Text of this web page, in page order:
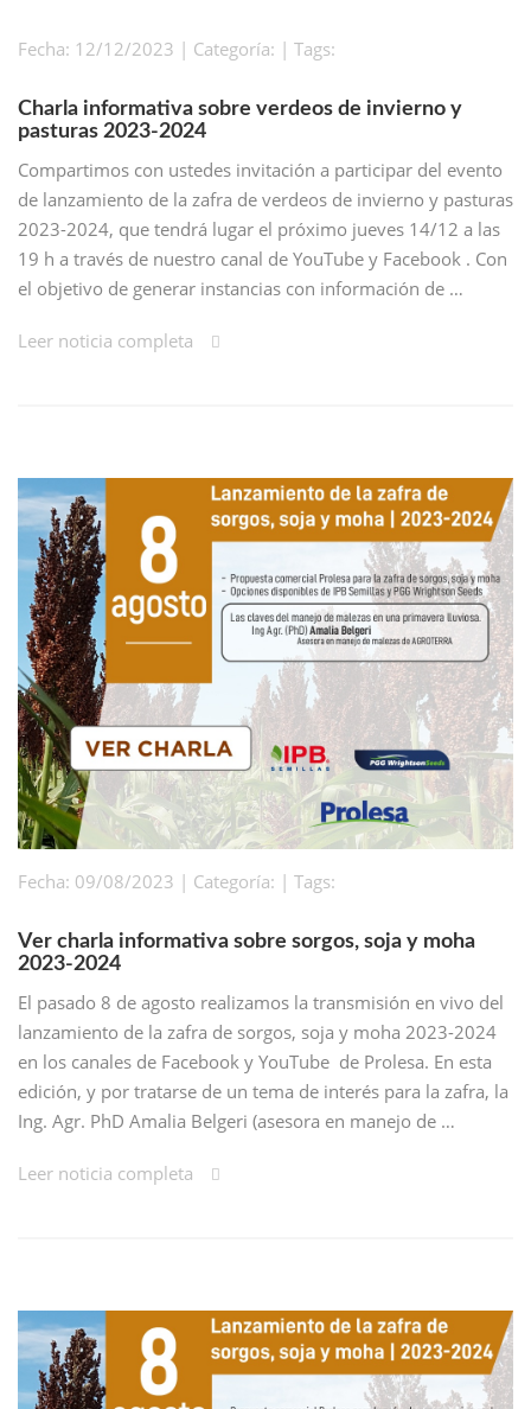
Fecha: 12/12/2023 | Categoría: | Tags:
Charla informativa sobre verdeos de invierno y
pasturas 2023-2024
Compartimos con ustedes invitación a participar del evento
de lanzamiento de la zafra de verdeos de invierno y pasturas
2023-2024, que tendrá lugar el próximo jueves 14/12 a las
19 h a través de nuestro canal de YouTube y Facebook . Con
el objetivo de generar instancias con información de …
Leer noticia completa
Fecha: 09/08/2023 | Categoría: | Tags:
Ver charla informativa sobre sorgos, soja y moha
2023-2024
El pasado 8 de agosto realizamos la transmisión en vivo del
lanzamiento de la zafra de sorgos, soja y moha 2023-2024
en los canales de Facebook y YouTube de Prolesa. En esta
edición, y por tratarse de un tema de interés para la zafra, la
Ing. Agr. PhD Amalia Belgeri (asesora en manejo de …
Leer noticia completa